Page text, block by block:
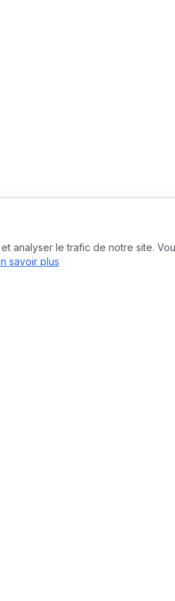
analyser le trafic de notre site.
savoir plus